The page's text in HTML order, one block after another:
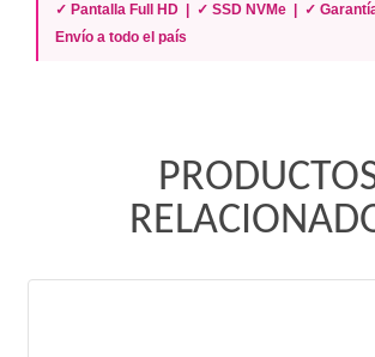
✓ Pantalla Full HD | ✓ SSD NVMe | ✓
Envío a todo el país